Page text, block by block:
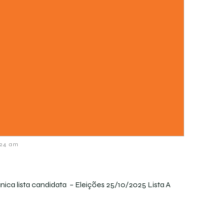
am
lista candidata – Eleições 25/10/2025 Lista A